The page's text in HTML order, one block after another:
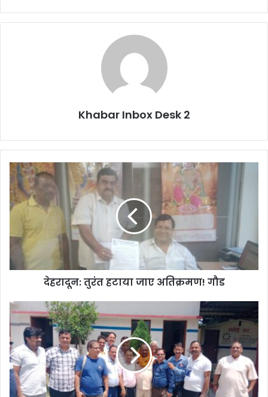
Khabar Inbox Desk 2
देहरादून:
तुरंत
हटाया
जाए
अतिक्रमण!
देहरादून: तुरंत हटाया जाए अतिक्रमण! गौड
पौड़ी
विधायक
राजकुमार
पोरी
की
उपस्थिति
में